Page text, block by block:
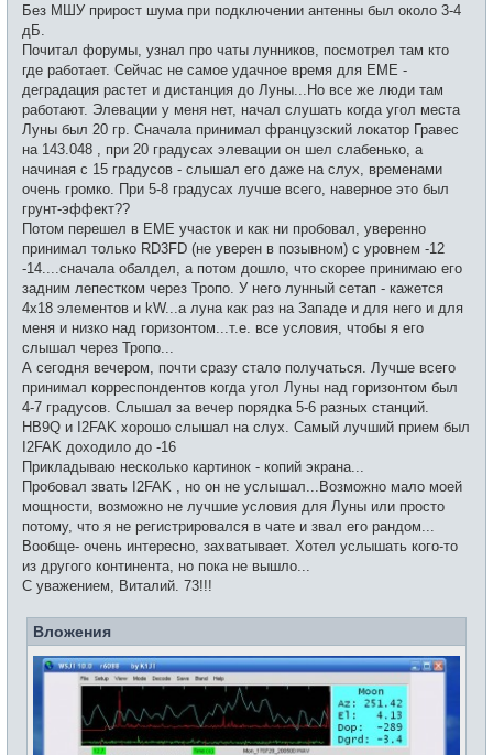
Без МШУ прирост шума при подключении антенны был около 3-4
дБ.
Почитал форумы, узнал про чаты лунников, посмотрел там кто
где работает. Сейчас не самое удачное время для EME -
деградация растет и дистанция до Луны...Но все же люди там
работают. Элевации у меня нет, начал слушать когда угол места
Луны был 20 гр. Сначала принимал французский локатор Гравес
на 143.048 , при 20 градусах элевации он шел слабенько, а
начиная с 15 градусов - слышал его даже на слух, временами
очень громко. При 5-8 градусах лучше всего, наверное это был
грунт-эффект??
Потом перешел в EME участок и как ни пробовал, уверенно
принимал только RD3FD (не уверен в позывном) с уровнем -12
-14....сначала обалдел, а потом дошло, что скорее принимаю его
задним лепестком через Тропо. У него лунный сетап - кажется
4х18 элементов и kW...а луна как раз на Западе и для него и для
меня и низко над горизонтом...т.е. все условия, чтобы я его
слышал через Тропо...
А сегодня вечером, почти сразу стало получаться. Лучше всего
принимал корреспондентов когда угол Луны над горизонтом был
4-7 градусов. Слышал за вечер порядка 5-6 разных станций.
HB9Q и I2FAK хорошо слышал на слух. Самый лучший прием был
I2FAK доходило до -16
Прикладываю несколько картинок - копий экрана...
Пробовал звать I2FAK , но он не услышал...Возможно мало моей
мощности, возможно не лучшие условия для Луны или просто
потому, что я не регистрировался в чате и звал его рандом...
Вообще- очень интересно, захватывает. Хотел услышать кого-то
из другого континента, но пока не вышло...
С уважением, Виталий. 73!!!
Вложения